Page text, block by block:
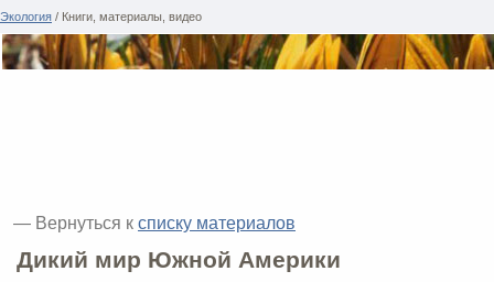
Экология / Книги, материалы, видео
— Вернуться к списку материалов
Дикий мир Южной Америки